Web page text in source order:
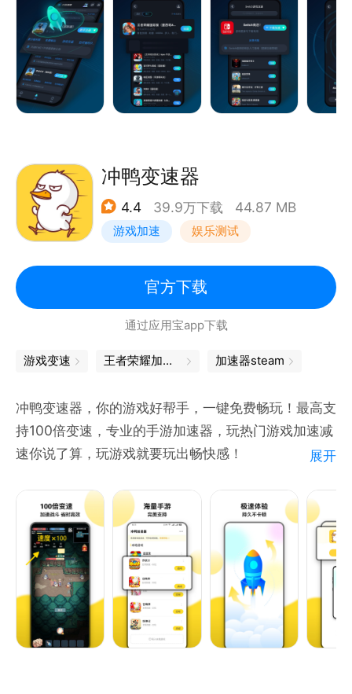
6、娱乐资讯：解锁全球潮流
随时随地同步国际流行趋势，娱乐体验全面升级！
7、跨境出行：一站式省心规划
快速访问酒店预订、国际航空官网，出行准备效率翻
【特别提醒】
轻蜂仅支持大陆地区可以访问的网络加速，请勿做非法
用途。
CC加速器！专业技术团队针对手机网络优化、手游加
速。智能选路、降低延迟、防止丢包，保障游戏连接登
录，运行流畅！
支持ROBLOX、PUBG: NEW STATE、宝可梦大集
结、宝可梦：GO、决胜时刻、超凡先锋、现代战舰等
CC官网：http//www.ccspeed.cn
冲鸭变速器
4.4 39.9万下载 44.87 MB
游戏加速 娱乐测试
官方下载
通过应用宝app下载
游戏变速 王者荣耀加速器 加速器steam
冲鸭变速器，你的游戏好帮手，一键免费畅玩！最高支
持100倍变速，专业的手游加速器，玩热门游戏加速减
速你说了算，玩游戏就要玩出畅快感！
种游戏，强大的变速功能比肩光环助手、X8沙箱、虫
虫助手、葫芦侠等软件，是新一代的游戏变速齿轮，有
了这款软件让用户不在关注繁琐的剧情，赶紧下载体验
一下吧。
冲鸭变速器app的应用功能：
【游戏加速，功能强大】强大加速模式，在玩游戏的时
候轻松实现百倍变速，加速的战斗更有意思。
展开